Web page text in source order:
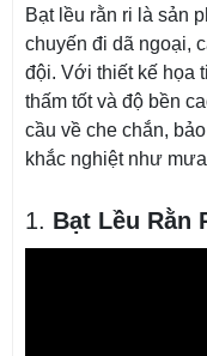
Bạt lều rằn ri là sản
chuyến đi dã ngoại,
đội. Với thiết kế họa
thấm tốt và độ bền
cầu về che chắn,
khắc nghiệt như
1. Bạt Lều Rằn